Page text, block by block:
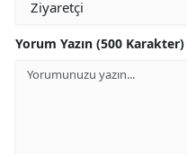
Yorum Yazın (500 Karakter)